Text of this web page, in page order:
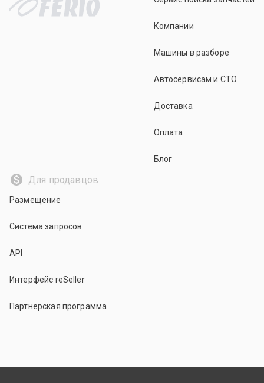
Компании
Машины в разборе
Автосервисам и СТО
Доставка
Оплата
Блог
Для продавцов
Размещение
Система запросов
API
Интерфейс reSeller
Партнерская программа